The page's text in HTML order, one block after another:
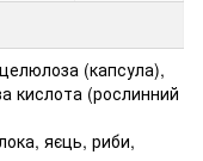
(капсула),
кислота (рослинний
яєць, риби,